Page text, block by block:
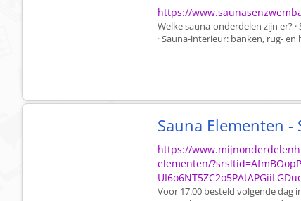
https://
Welke sauna-onderdelen zijn er?
· Sauna-interieur: banken, rug-
Sauna Elementen
https://
elementen/
Voor 17.00 besteld volgende dag